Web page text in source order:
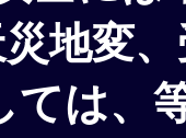
地変
ては、